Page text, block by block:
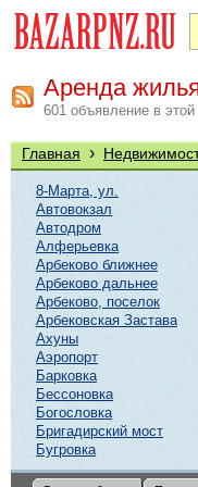
Аренда
601 объявление в этой
Главная ›
8-Марта, ул.
Автовокзал
Автодром
Алферьевка
Арбеково ближнее
Арбеково дальнее
Арбеково, поселок
Арбековская Застава
Ахуны
Аэропорт
Барковка
Бессоновка
Богословка
Бригадирский мост
Бугровка